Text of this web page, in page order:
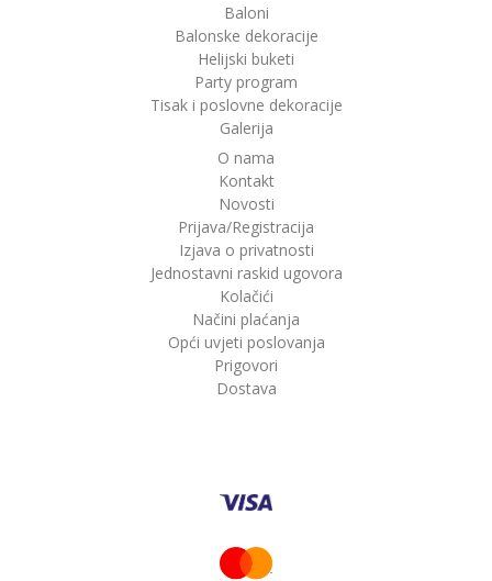
Baloni
Balonske dekoracije
Helijski buketi
Party program
Tisak i poslovne dekoracije
Galerija
O nama
Kontakt
Novosti
Prijava/Registracija
Izjava o privatnosti
Jednostavni raskid ugovora
Kolačići
Načini plaćanja
Opći uvjeti poslovanja
Prigovori
Dostava